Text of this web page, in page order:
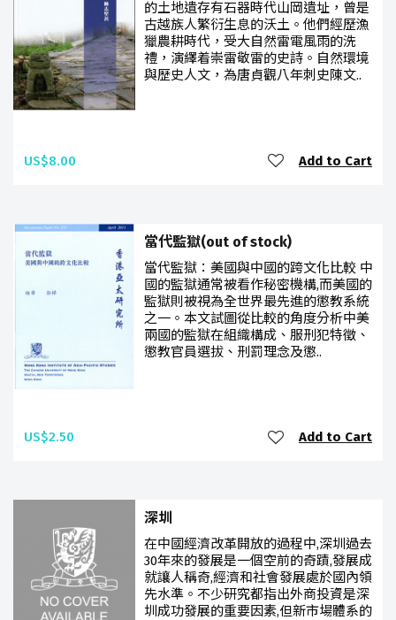
的土地遺存有石器時代山岡遺址，曾是
古越族人繁衍生息的沃土。他們經歷漁
獵農耕時代，受大自然雷電風雨的洗
禮，演繹着崇雷敬雷的史詩。自然環境
與歷史人文，為唐貞觀八年刺史陳文..
US$8.00 Add to Cart
當代監獄(out of stock)
當代監獄：美國與中國的跨文化比較 中
國的監獄通常被看作秘密機構,而美國的
監獄則被視為全世界最先進的懲教系統
之一。本文試圖從比較的角度分析中美
兩國的監獄在組織構成、服刑犯特徵、
懲教官員選拔、刑罰理念及懲..
US$2.50 Add to Cart
深圳
在中國經濟改革開放的過程中,深圳過去
30年來的發展是一個空前的奇蹟,發展成
就讓人稱奇,經濟和社會發展處於國內領
先水準。不少研究都指出外商投資是深
圳成功發展的重要因素,但新市場體系的